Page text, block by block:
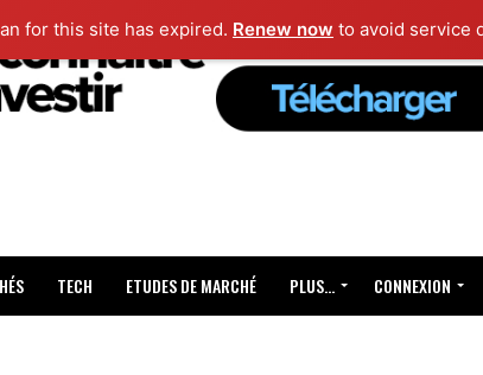
for this site has expired. Renew now to avoid service
TECH ETUDES DE MARCHÉ PLUS… CONNEXION